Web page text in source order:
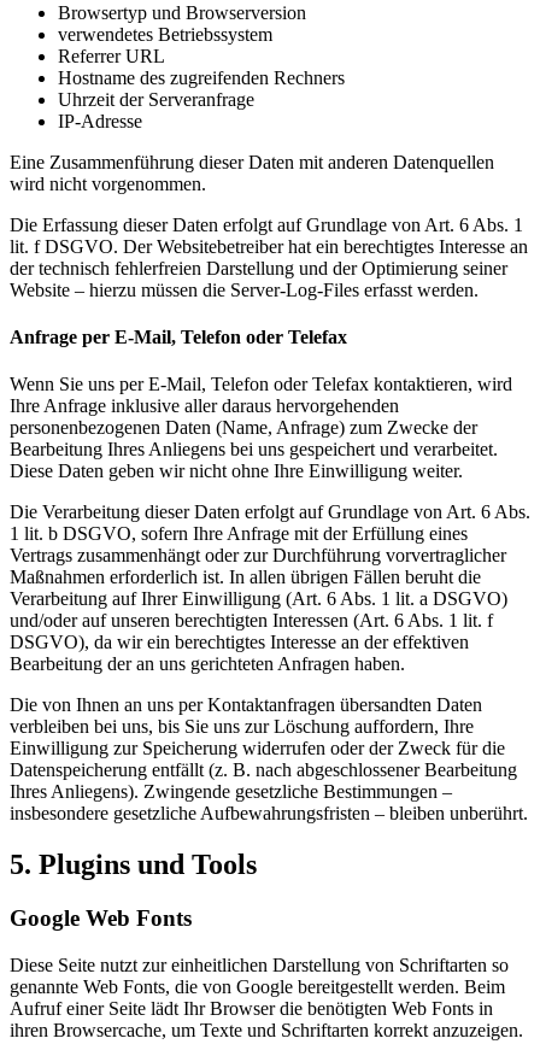
Browsertyp und Browserversion
verwendetes Betriebssystem
Referrer URL
Hostname des zugreifenden Rechners
Uhrzeit der Serveranfrage
IP-Adresse
Eine Zusammenführung dieser Daten mit anderen Datenquellen
wird nicht vorgenommen.
Die Erfassung dieser Daten erfolgt auf Grundlage von Art. 6 Abs. 1
lit. f DSGVO. Der Websitebetreiber hat ein berechtigtes Interesse an
der technisch fehlerfreien Darstellung und der Optimierung seiner
Website – hierzu müssen die Server-Log-Files erfasst werden.
Anfrage per E-Mail, Telefon oder Telefax
Wenn Sie uns per E-Mail, Telefon oder Telefax kontaktieren, wird
Ihre Anfrage inklusive aller daraus hervorgehenden
personenbezogenen Daten (Name, Anfrage) zum Zwecke der
Bearbeitung Ihres Anliegens bei uns gespeichert und verarbeitet.
Diese Daten geben wir nicht ohne Ihre Einwilligung weiter.
Die Verarbeitung dieser Daten erfolgt auf Grundlage von Art. 6 Abs.
1 lit. b DSGVO, sofern Ihre Anfrage mit der Erfüllung eines
Vertrags zusammenhängt oder zur Durchführung vorvertraglicher
Maßnahmen erforderlich ist. In allen übrigen Fällen beruht die
Verarbeitung auf Ihrer Einwilligung (Art. 6 Abs. 1 lit. a DSGVO)
und/oder auf unseren berechtigten Interessen (Art. 6 Abs. 1 lit. f
DSGVO), da wir ein berechtigtes Interesse an der effektiven
Bearbeitung der an uns gerichteten Anfragen haben.
Die von Ihnen an uns per Kontaktanfragen übersandten Daten
verbleiben bei uns, bis Sie uns zur Löschung auffordern, Ihre
Einwilligung zur Speicherung widerrufen oder der Zweck für die
Datenspeicherung entfällt (z. B. nach abgeschlossener Bearbeitung
Ihres Anliegens). Zwingende gesetzliche Bestimmungen –
insbesondere gesetzliche Aufbewahrungsfristen – bleiben unberührt.
5. Plugins und Tools
Google Web Fonts
Diese Seite nutzt zur einheitlichen Darstellung von Schriftarten so
genannte Web Fonts, die von Google bereitgestellt werden. Beim
Aufruf einer Seite lädt Ihr Browser die benötigten Web Fonts in
ihren Browsercache, um Texte und Schriftarten korrekt anzuzeigen.